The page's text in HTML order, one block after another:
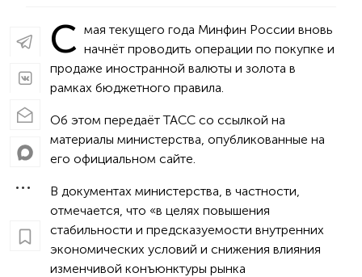
С мая текущего года Минфин России вновь
начнёт проводить операции по покупке и
продаже иностранной валюты и золота в
рамках бюджетного правила.
Об этом передаёт ТАСС со ссылкой на
материалы министерства, опубликованные на
его официальном сайте.
В документах министерства, в частности,
отмечается, что «в целях повышения
стабильности и предсказуемости внутренних
экономических условий и снижения влияния
изменчивой конъюнктуры рынка